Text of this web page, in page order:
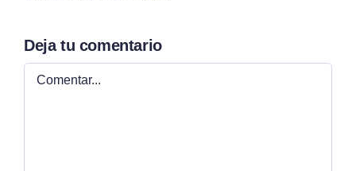
Deja tu comentario
Comentar